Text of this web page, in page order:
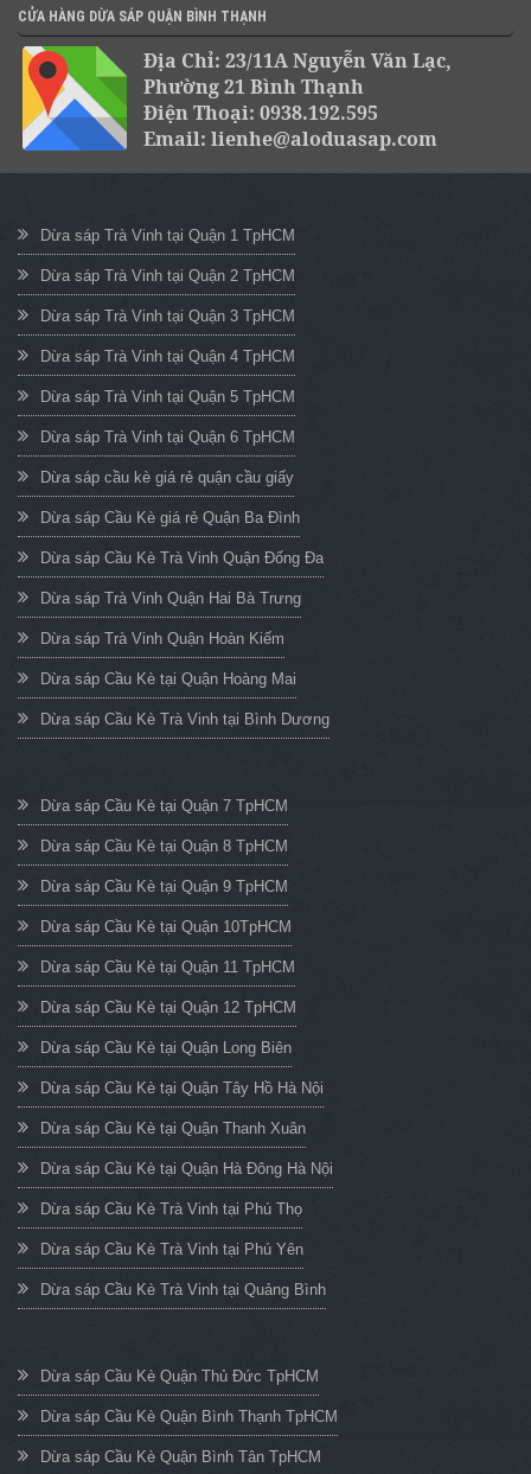
CỬA HÀNG DỪA SÁP QUẬN BÌNH THẠNH
Địa Chỉ: 23/11A Nguyễn Văn Lạc,
Phường 21 Bình Thạnh
Điện Thoại: 0938.192.595
Email: lienhe@aloduasap.com
Dừa sáp Trà Vinh tại Quận 1 TpHCM
Dừa sáp Trà Vinh tại Quận 2 TpHCM
Dừa sáp Trà Vinh tại Quận 3 TpHCM
Dừa sáp Trà Vinh tại Quận 4 TpHCM
Dừa sáp Trà Vinh tại Quận 5 TpHCM
Dừa sáp Trà Vinh tại Quận 6 TpHCM
Dừa sáp cầu kè giá rẻ quận cầu giấy
Dừa sáp Cầu Kè giá rẻ Quận Ba Đình
Dừa sáp Cầu Kè Trà Vinh Quận Đống Đa
Dừa sáp Trà Vinh Quận Hai Bà Trưng
Dừa sáp Trà Vinh Quận Hoàn Kiếm
Dừa sáp Cầu Kè tại Quận Hoàng Mai
Dừa sáp Cầu Kè Trà Vinh tại Bình Dương
Dừa sáp Cầu Kè tại Quận 7 TpHCM
Dừa sáp Cầu Kè tại Quận 8 TpHCM
Dừa sáp Cầu Kè tại Quận 9 TpHCM
Dừa sáp Cầu Kè tại Quận 10TpHCM
Dừa sáp Cầu Kè tại Quận 11 TpHCM
Dừa sáp Cầu Kè tại Quận 12 TpHCM
Dừa sáp Cầu Kè tại Quận Long Biên
Dừa sáp Cầu Kè tại Quận Tây Hồ Hà Nội
Dừa sáp Cầu Kè tại Quận Thanh Xuân
Dừa sáp Cầu Kè tại Quận Hà Đông Hà Nội
Dừa sáp Cầu Kè Trà Vinh tại Phú Thọ
Dừa sáp Cầu Kè Trà Vinh tại Phú Yên
Dừa sáp Cầu Kè Trà Vinh tại Quảng Bình
Dừa sáp Cầu Kè Quận Thủ Đức TpHCM
Dừa sáp Cầu Kè Quận Bình Thạnh TpHCM
Dừa sáp Cầu Kè Quận Bình Tân TpHCM